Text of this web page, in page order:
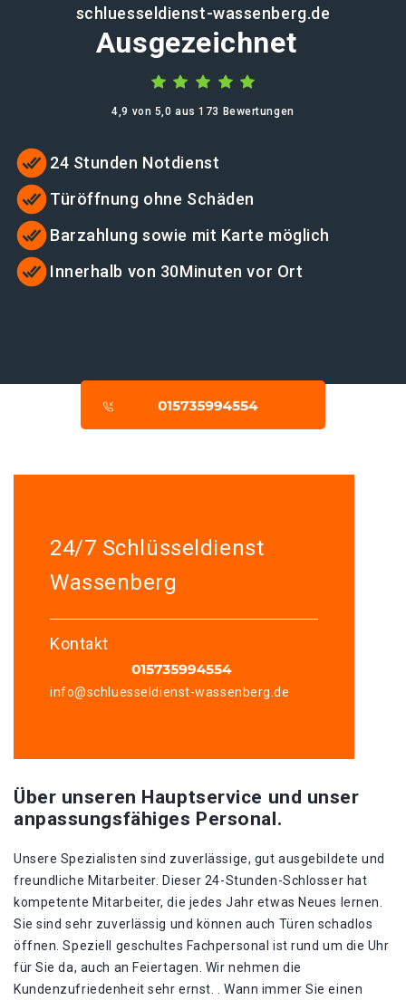
schluesseldienst-wassenberg.de
Ausgezeichnet
4,9 von 5,0 aus 173 Bewertungen
24 Stunden Notdienst
Türöffnung ohne Schäden
Barzahlung sowie mit Karte möglich
Innerhalb von 30Minuten vor Ort
24/7 Schlüsseldienst
Wassenberg
Kontakt
info@schluesseldienst-wassenberg.de
Über unseren Hauptservice und unser
anpassungsfähiges Personal.
Unsere Spezialisten sind zuverlässige, gut ausgebildete und
freundliche Mitarbeiter. Dieser 24-Stunden-Schlosser hat
kompetente Mitarbeiter, die jedes Jahr etwas Neues lernen.
Sie sind sehr zuverlässig und können auch Türen schadlos
öffnen. Speziell geschultes Fachpersonal ist rund um die Uhr
für Sie da, auch an Feiertagen. Wir nehmen die
Kundenzufriedenheit sehr ernst. . Wann immer Sie einen